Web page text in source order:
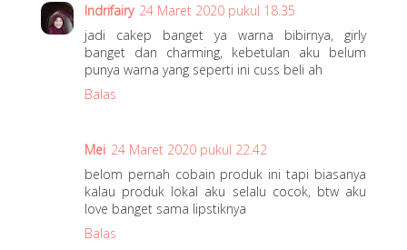
Indrifairy 24 Maret 2020 pukul 18.35
jadi cakep banget ya warna bibirnya, girly
banget dan charming, kebetulan aku belum
punya warna yang seperti ini cuss beli ah
Balas
Mei 24 Maret 2020 pukul 22.42
belom pernah cobain produk ini tapi biasanya
kalau produk lokal aku selalu cocok, btw aku
love banget sama lipstiknya
Balas